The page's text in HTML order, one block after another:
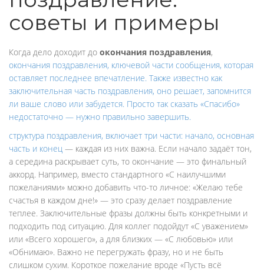
советы и примеры
Когда дело доходит до окончания поздравления,
окончания поздравления, ключевой части сообщения, которая
оставляет последнее впечатление. Также известно как
заключительная часть поздравления, оно решает, запомнится
ли ваше слово или забудется. Просто так сказать «Спасибо»
недостаточно — нужно правильно завершить.
структура поздравления, включает три части: начало, основная
часть и конец — каждая из них важна. Если начало задаёт тон,
а середина раскрывает суть, то окончание — это финальный
аккорд. Например, вместо стандартного «С наилучшими
пожеланиями» можно добавить что-то личное: «Желаю тебе
счастья в каждом дне!» — это сразу делает поздравление
теплее. Заключительные фразы должны быть конкретными и
подходить под ситуацию. Для коллег подойдут «С уважением»
или «Всего хорошего», а для близких — «С любовью» или
«Обнимаю». Важно не перегружать фразу, но и не быть
слишком сухим. Короткое пожелание вроде «Пусть всё